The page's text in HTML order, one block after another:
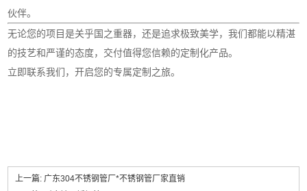
伙伴。
无论您的项目是关乎国之重器，还是追求极致美学，我们都能以精湛
的技艺和严谨的态度，交付值得您信赖的定制化产品。
立即联系我们，开启您的专属定制之旅。
上一篇: 广东304不锈钢管厂*不锈钢管厂家直销